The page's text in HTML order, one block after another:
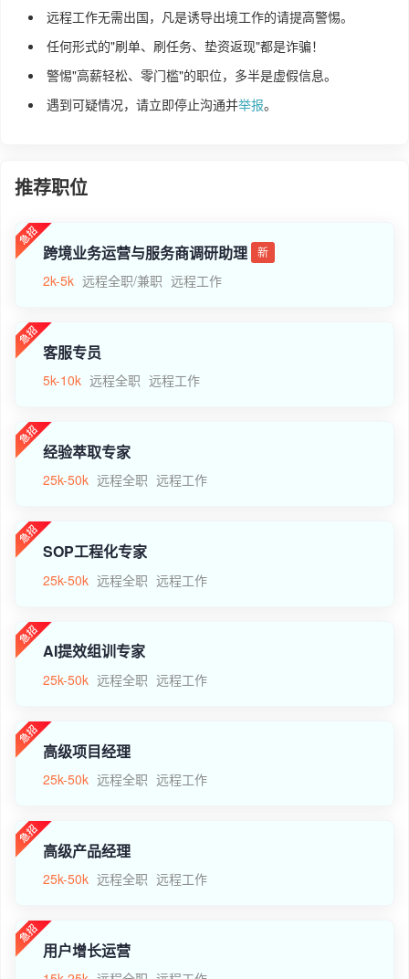
远程工作无需出国，凡是诱导出境工作的请提高警惕。
任何形式的"刷单、刷任务、垫资返现"都是诈骗！
警惕"高薪轻松、零门槛"的职位，多半是虚假信息。
遇到可疑情况，请立即停止沟通并举报。
推荐职位
跨境业务运营与服务商调研助理 新
2k-5k 远程全职/兼职 远程工作
客服专员
5k-10k 远程全职 远程工作
经验萃取专家
25k-50k 远程全职 远程工作
SOP工程化专家
25k-50k 远程全职 远程工作
AI提效组训专家
25k-50k 远程全职 远程工作
高级项目经理
25k-50k 远程全职 远程工作
高级产品经理
25k-50k 远程全职 远程工作
用户增长运营